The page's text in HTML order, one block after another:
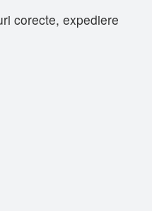
corecte, expediere